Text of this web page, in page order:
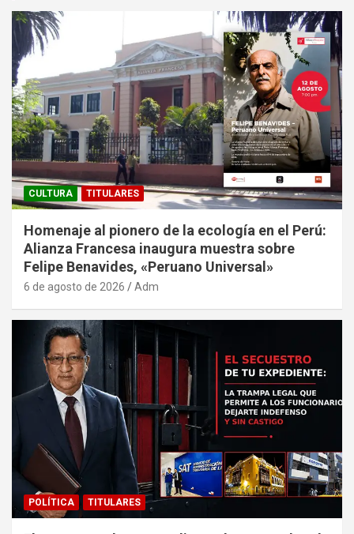
CULTURA TITULARES
Homenaje al pionero de la ecología en el Perú:
Alianza Francesa inaugura muestra sobre
Felipe Benavides, «Peruano Universal»
6 de agosto de 2026 Adm
POLÍTICA TITULARES